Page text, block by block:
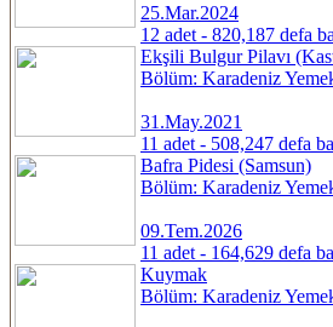
25.Mar.2024
12 adet - 820,187 defa
Ekşili Bulgur Pilavı
Bölüm: Karadeniz
31.May.2021
11 adet - 508,247 defa
Bafra Pidesi (Samsun)
Bölüm: Karadeniz
09.Tem.2026
11 adet - 164,629 defa
Kuymak
Bölüm: Karadeniz